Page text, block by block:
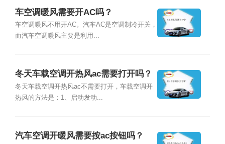
车空调暖风需要开AC吗？
车空调暖风不用开AC。汽车AC是空调制冷开关，
而汽车空调暖风主要是利用...
冬天车载空调开热风ac需要打开吗？
冬天车载空调开热风ac不需要打开，车载空调开
热风的方法是：1、启动发动...
汽车空调开暖风需要按ac按钮吗？